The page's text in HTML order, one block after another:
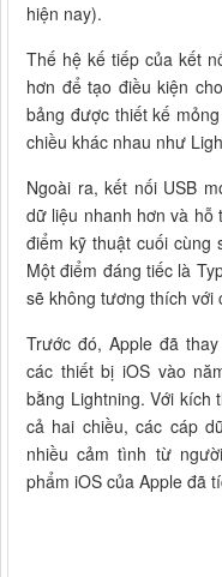
hiện nay).
Thế hệ kế tiếp của kết
hơn để tạo điều kiện
bảng được thiết kế
chiều khác nhau như
Ngoài ra, kết nối USB
dữ liệu nhanh hơn và hỗ
điểm kỹ thuật cuối cùng
Một điểm đáng tiếc là
sẽ không tương thích với
Trước đó, Apple đã
các thiết bị iOS vào
bằng Lightning. Với kích
cả hai chiều, các cáp
nhiều cảm tình từ
phẩm iOS của Apple đã